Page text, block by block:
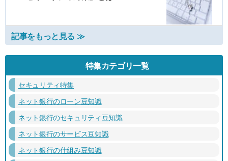
記事をもっと見る ≫
特集カテゴリ一覧
セキュリティ特集
ネット銀行のローン豆知識
ネット銀行のセキュリティ豆知識
ネット銀行のサービス豆知識
ネット銀行の仕組み豆知識